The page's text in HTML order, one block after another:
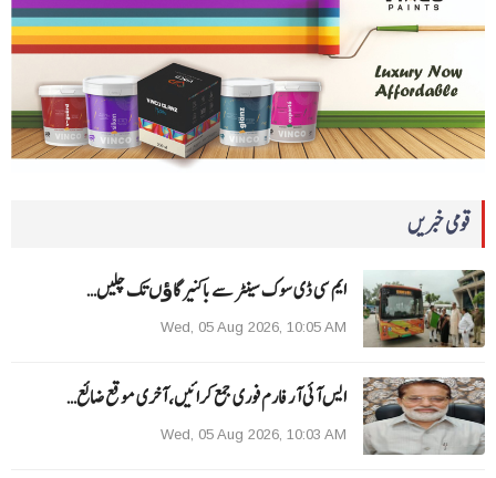
قومی خبریں
ایم سی ڈی سوک سینٹر سے باکنیر گاﺅں تک چلیں…
Wed, 05 Aug 2026, 10:05 AM
ایس آئی آر فارم فوری جمع کرائیں، آخری موقع ضائع…
Wed, 05 Aug 2026, 10:03 AM